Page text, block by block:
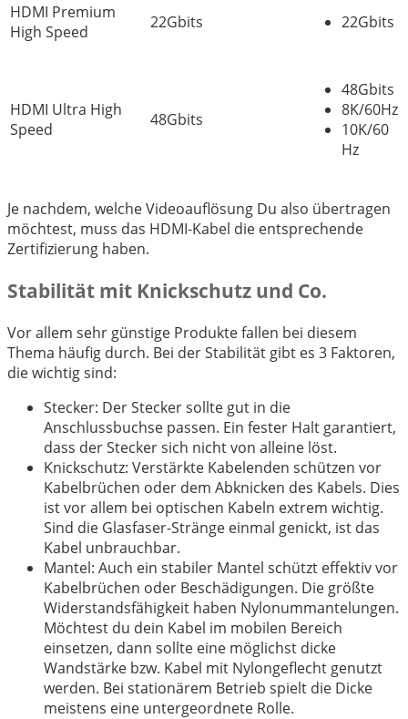
HDMI Premium
High Speed
22Gbits 22Gbits
HDMI Ultra High
Speed
48Gbits
48Gbits
8K/60Hz
10K/60
Hz
Je nachdem, welche Videoauflösung Du also übertragen
möchtest, muss das HDMI-Kabel die entsprechende
Zertifizierung haben.
Stabilität mit Knickschutz und Co.
Vor allem sehr günstige Produkte fallen bei diesem
Thema häufig durch. Bei der Stabilität gibt es 3 Faktoren,
die wichtig sind:
Stecker: Der Stecker sollte gut in die
Anschlussbuchse passen. Ein fester Halt garantiert,
dass der Stecker sich nicht von alleine löst.
Knickschutz: Verstärkte Kabelenden schützen vor
Kabelbrüchen oder dem Abknicken des Kabels. Dies
ist vor allem bei optischen Kabeln extrem wichtig.
Sind die Glasfaser-Stränge einmal genickt, ist das
Kabel unbrauchbar.
Mantel: Auch ein stabiler Mantel schützt effektiv vor
Kabelbrüchen oder Beschädigungen. Die größte
Widerstandsfähigkeit haben Nylonummantelungen.
Möchtest du dein Kabel im mobilen Bereich
einsetzen, dann sollte eine möglichst dicke
Wandstärke bzw. Kabel mit Nylongeflecht genutzt
werden. Bei stationärem Betrieb spielt die Dicke
meistens eine untergeordnete Rolle.